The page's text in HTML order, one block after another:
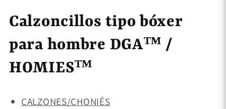
C
o
l
Calzoncillos tipo bóxer
para hombre DGA™ /
HOMIES™
CALZONES/CHONIÉS